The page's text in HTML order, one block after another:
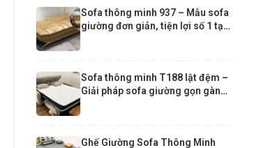
Sofa thông minh 937 – Mẫu sofa
giường đơn giản, tiện lợi số 1 tại
Sofa thông minh T188 lật đệm –
Giải pháp sofa giường gọn gàng
Ghế Giường Sofa Thông Minh